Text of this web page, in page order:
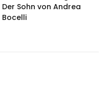
Der Sohn von Andrea
Bocelli